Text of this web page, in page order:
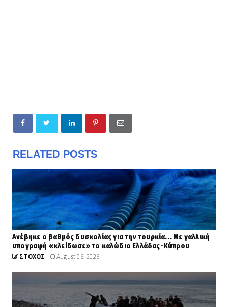
RELATED POSTS
Ανέβηκε ο βαθμός δυσκολίας για την τουρκία... Με γαλλική
υπογραφή «κλείδωσε» το καλώδιο Ελλάδας-Κύπρου
ΣΤΟΧΟΣ August 06, 2026